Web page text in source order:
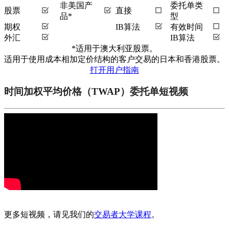
股票
非美国产
品*
直接
委托单类
型
期权
IB算法
有效时间
外汇
IB算法
*适用于澳大利亚股票。
适用于使用成本相加定价结构的客户交易的日本和香港股票。
打开用户指南
时间加权平均价格（TWAP）委托单短视频
更多短视频，请见我们的交易者大学课程。